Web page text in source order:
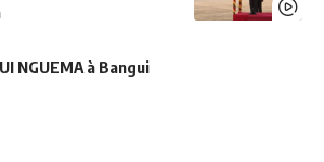
NGUEMA à Bangui